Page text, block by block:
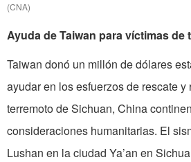
(CNA)
Ayuda de Taiwan para víctimas de
Taiwan donó un millón de dólares
ayudar en los esfuerzos de rescate y
terremoto de Sichuan, China
consideraciones humanitarias. El
Lushan en la ciudad Ya’an en